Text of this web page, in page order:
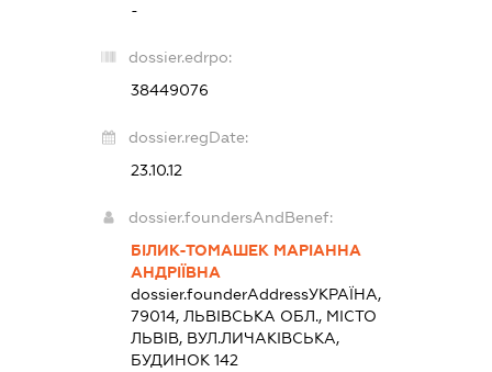
-
dossier.edrpo:
38449076
dossier.regDate:
23.10.12
dossier.foundersAndBenef:
БІЛИК-ТОМАШЕК МАРІАННА
АНДРІЇВНА
dossier.founderAddressУКРАЇНА,
79014, ЛЬВІВСЬКА ОБЛ., МІСТО
ЛЬВІВ, ВУЛ.ЛИЧАКІВСЬКА,
БУДИНОК 142